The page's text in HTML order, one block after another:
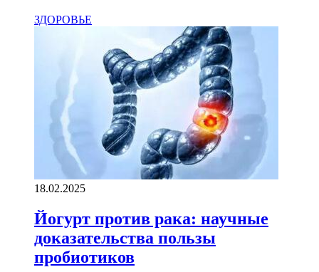
ЗДОРОВЬЕ
18.02.2025
Йогурт против рака: научные
доказательства пользы
пробиотиков